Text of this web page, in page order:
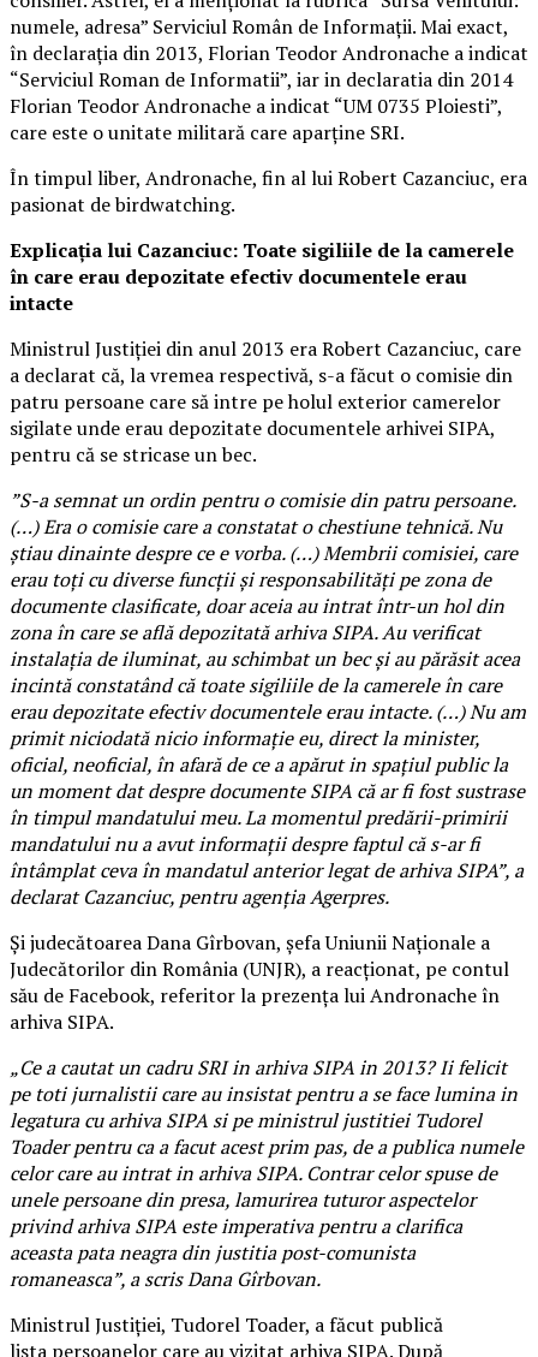
numele, adresa” Serviciul Român de Informații. Mai exact,
în declarația din 2013, Florian Teodor Andronache a indicat
“Serviciul Roman de Informatii”, iar in declaratia din 2014
Florian Teodor Andronache a indicat “UM 0735 Ploiesti”,
care este o unitate militară care aparține SRI.
În timpul liber, Andronache, fin al lui Robert Cazanciuc, era
pasionat de birdwatching.
Explicația lui Cazanciuc: Toate sigiliile de la camerele
în care erau depozitate efectiv documentele erau
intacte
Ministrul Justiției din anul 2013 era Robert Cazanciuc, care
a declarat că, la vremea respectivă, s-a făcut o comisie din
patru persoane care să intre pe holul exterior camerelor
sigilate unde erau depozitate documentele arhivei SIPA,
pentru că se stricase un bec.
”S-a semnat un ordin pentru o comisie din patru persoane.
(…) Era o comisie care a constatat o chestiune tehnică. Nu
știau dinainte despre ce e vorba. (…) Membrii comisiei, care
erau toți cu diverse funcții și responsabilități pe zona de
documente clasificate, doar aceia au intrat într-un hol din
zona în care se află depozitată arhiva SIPA. Au verificat
instalația de iluminat, au schimbat un bec și au părăsit acea
incintă constatând că toate sigiliile de la camerele în care
erau depozitate efectiv documentele erau intacte. (…) Nu am
primit niciodată nicio informație eu, direct la minister,
oficial, neoficial, în afară de ce a apărut in spațiul public la
un moment dat despre documente SIPA că ar fi fost sustrase
în timpul mandatului meu. La momentul predării-primirii
mandatului nu a avut informații despre faptul că s-ar fi
întâmplat ceva în mandatul anterior legat de arhiva SIPA”, a
declarat Cazanciuc, pentru agenția Agerpres.
Și judecătoarea Dana Gîrbovan, șefa Uniunii Naționale a
Judecătorilor din România (UNJR), a reacționat, pe contul
său de Facebook, referitor la prezența lui Andronache în
arhiva SIPA.
„Ce a cautat un cadru SRI in arhiva SIPA in 2013? Ii felicit
pe toti jurnalistii care au insistat pentru a se face lumina in
legatura cu arhiva SIPA si pe ministrul justitiei Tudorel
Toader pentru ca a facut acest prim pas, de a publica numele
celor care au intrat in arhiva SIPA. Contrar celor spuse de
unele persoane din presa, lamurirea tuturor aspectelor
privind arhiva SIPA este imperativa pentru a clarifica
aceasta pata neagra din justitia post-comunista
romaneasca”, a scris Dana Gîrbovan.
Ministrul Justiției, Tudorel Toader, a făcut publică
lista persoanelor care au vizitat arhiva SIPA. După